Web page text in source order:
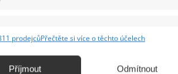
zařízení na základě automaticky přenášených
prodejcůPřečtěte si více o těchto účelech
Příjmout Odmítnout
stopy.
okna
praním v pračce, vyplatí se přidat do
Takový postup pomůže udržet